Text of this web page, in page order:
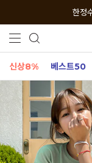
한정
신상8% 베스트50